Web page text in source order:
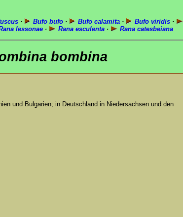
· Bufo bufo· Bufo calamita· Bufo viridis·
lessonae · Rana esculenta · Rana catesbeiana
bombina
und Bulgarien; in Deutschland in Niedersachsen und den